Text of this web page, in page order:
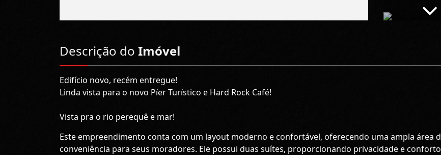
Descrição do Imóvel
Edifício novo, recém entregue!
Linda vista para o novo Píer Turístico e Hard Rock Café!
Vista pra o rio perequê e mar!
Este empreendimento conta com um layout moderno e confortável, oferecendo uma ampla área
conveniência para seus moradores. Ele possui duas suítes, proporcionando privacidade e